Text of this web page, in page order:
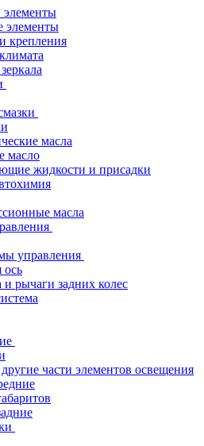
элементы
крепления
масла
масло
жидкости и присадки
масла
управления
ось
и рычаги задних колес
части элементов освещения